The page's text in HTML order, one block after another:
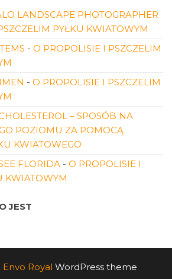
LANDSCAPE PHOTOGRAPHER
PYŁKU KWIATOWYM
- O PROPOLISIE I PSZCZELIM
- O PROPOLISIE I PSZCZELIM
– SPOSÓB NA
POZIOMU ZA POMOCĄ
KWIATOWEGO
FLORIDA - O PROPOLISIE I
KWIATOWYM
JEST
Envo Royal WordPress theme